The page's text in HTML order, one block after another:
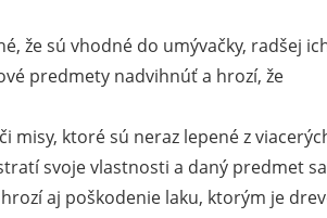
že sú vhodné do umývačky, radšej
predmety nadvihnúť a hrozí, že
misy, ktoré sú neraz lepené z
svoje vlastnosti a daný predmet sa
aj poškodenie laku, ktorým je